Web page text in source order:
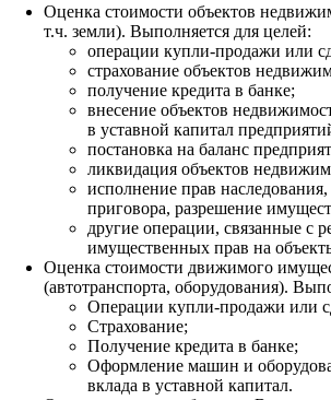
Оценка стоимости объектов
т.ч. земли). Выполняется для целей:
операции купли-продажи или
страхование объектов
получение кредита в банке;
внесение объектов
в уставной капитал
постановка на баланс
ликвидация объектов
исполнение прав наследования,
приговора, разрешение
другие операции, связанные с
имущественных прав на
Оценка стоимости движимого
(автотранспорта, оборудования).
Операции купли-продажи или
Страхование;
Получение кредита в банке;
Оформление машин и
вклада в уставной капитал.